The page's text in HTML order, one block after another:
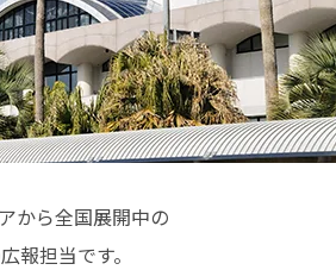
から全国展開中の
報担当です。